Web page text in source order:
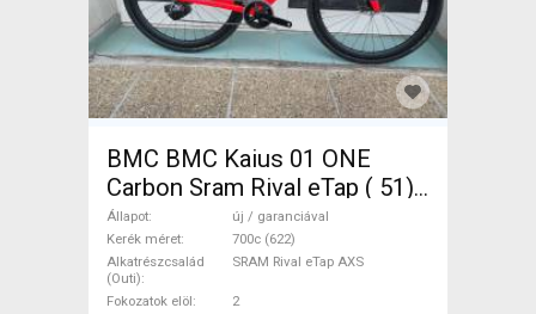
BMC BMC Kaius 01 ONE
Carbon Sram Rival eTap ( 51)
Gravel / CX SRAM Rival eTap
AXS tárcsafék új / garanciával
ELADÓ
Állapot
új / garanciával
Kerék méret
700c (622)
Alkatrészcsalád
(Outi)
SRAM Rival eTap AXS
Fokozatok elöl
2